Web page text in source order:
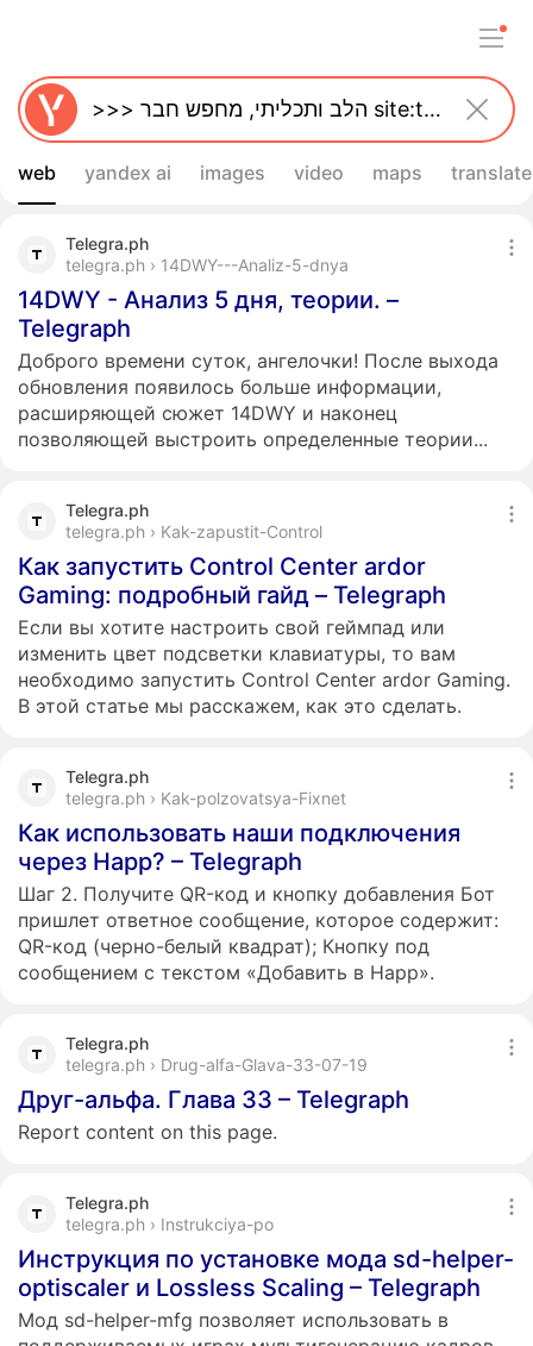
web yandex ai images video maps translate
Telegra.ph
telegra.ph › 14DWY---Analiz-5-dnya
14DWY - Анализ 5 дня, теории. –
Telegraph
Доброго времени суток, ангелочки! После выхода
обновления появилось больше информации,
расширяющей сюжет 14DWY и наконец
позволяющей выстроить определенные теории...
Telegra.ph
telegra.ph › Kak-zapustit-Control
Как запустить Control Center ardor
Gaming: подробный гайд – Telegraph
Если вы хотите настроить свой геймпад или
изменить цвет подсветки клавиатуры, то вам
необходимо запустить Control Center ardor Gaming.
В этой статье мы расскажем, как это сделать.
Telegra.ph
telegra.ph › Kak-polzovatsya-Fixnet
Как использовать наши подключения
через Happ? – Telegraph
Шаг 2. Получите QR-код и кнопку добавления Бот
пришлет ответное сообщение, которое содержит:
QR-код (черно-белый квадрат); Кнопку под
сообщением с текстом «Добавить в Happ».
Telegra.ph
telegra.ph › Drug-alfa-Glava-33-07-19
Друг-альфа. Глава 33 – Telegraph
Report content on this page.
Telegra.ph
telegra.ph › Instrukciya-po
Инструкция по установке мода sd-helper-
optiscaler и Lossless Scaling – Telegraph
Мод sd-helper-mfg позволяет использовать в